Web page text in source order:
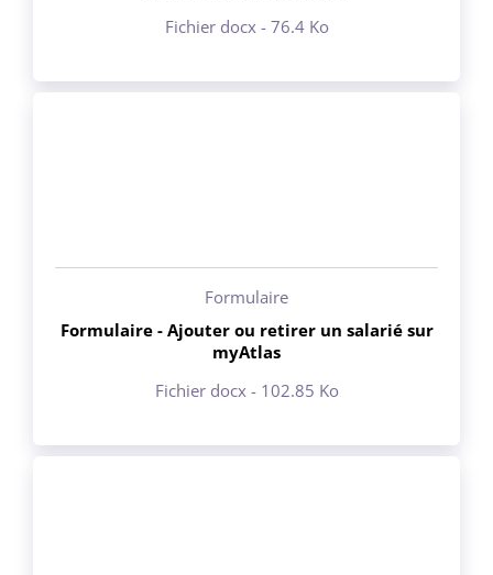
Fichier docx - 76.4 Ko
Formulaire
Formulaire - Ajouter ou retirer un salarié sur
myAtlas
Fichier docx - 102.85 Ko